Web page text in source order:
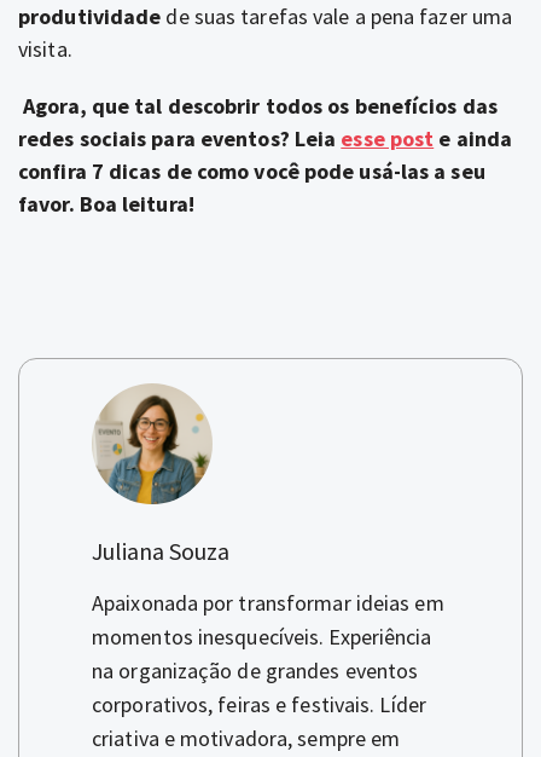
produtividade de suas tarefas vale a pena fazer uma
visita.
Agora, que tal descobrir todos os benefícios das
redes sociais para eventos? Leia esse post e ainda
confira 7 dicas de como você pode usá-las a seu
favor. Boa leitura!
Juliana Souza
Apaixonada por transformar ideias em
momentos inesquecíveis. Experiência
na organização de grandes eventos
corporativos, feiras e festivais. Líder
criativa e motivadora, sempre em